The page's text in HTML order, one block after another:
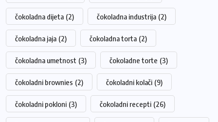
čokoladna dijeta (2) čokoladna industrija (2)
čokoladna jaja (2) čokoladna torta (2)
čokoladna umetnost (3) čokoladne torte (3)
čokoladni brownies (2) čokoladni kolači (9)
čokoladni pokloni (3) čokoladni recepti (26)